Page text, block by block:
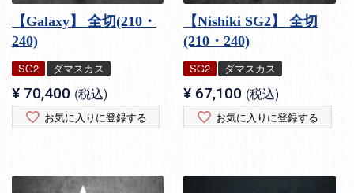
【Galaxy】 全切(210・
240)
SG2 ダマスカス
¥ 70,400 税込
お気に入りに登録する
【Nishiki SG2】 全切
(210・240)
SG2 ダマスカス
¥ 67,100 税込
お気に入りに登録する